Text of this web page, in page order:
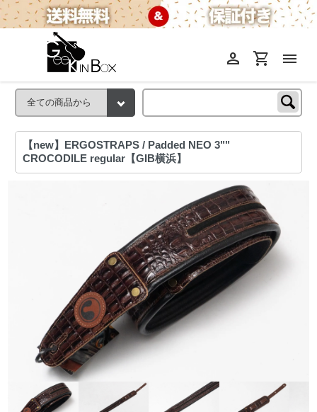
menu
shopping_cart
person
【new】ERGOSTRAPS / Padded NEO 3""
CROCODILE regular【GIB横浜】